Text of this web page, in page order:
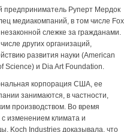
предприниматель Руперт Мердок
медиакомпаний, в том числе Fox
слежке за гражданами.
других организаций,
развития науки (American
Science) и Dia Art Foundation.
корпорация США, ее
занимаются, в частности,
производством. Во время
изменением климата и
Koch Industries доказывала, что